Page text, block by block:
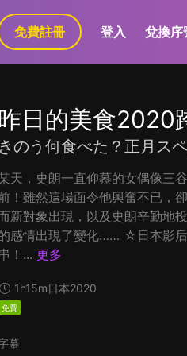
免費註冊 登入 兌換序
日的美食2020
きのう何食べた？正月ス
天，史朗一直仰慕的女偶像三
！雖然這場面令他興奮不已，
新對象出現，以及史朗辛勤地
感情出現了變化…… ☆日本影
！... 更多
1h15m日本2020
免費
幕